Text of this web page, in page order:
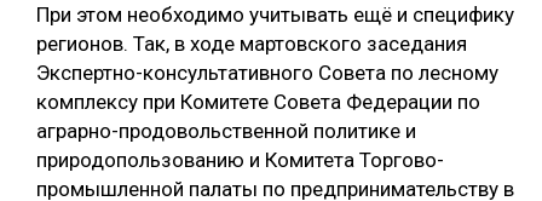
При этом необходимо учитывать ещё и специфику
регионов. Так, в ходе мартовского заседания
Экспертно-консультативного Совета по лесному
комплексу при Комитете Совета Федерации по
аграрно-продовольственной политике и
природопользованию и Комитета Торгово-
промышленной палаты по предпринимательству в